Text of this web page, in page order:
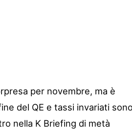
per novembre, ma è
del QE e tassi invariati
nella K Briefing di metà